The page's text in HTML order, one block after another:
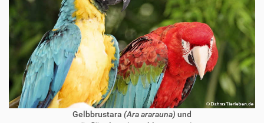
Gelbbrustara (Ara ararauna) und